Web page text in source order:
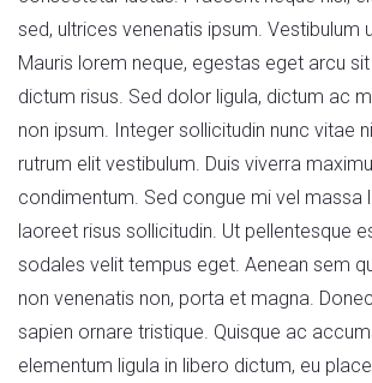
sed, ultrices venenatis ipsum. Vestibulum
Mauris lorem neque, egestas eget arcu
dictum risus. Sed dolor ligula, dictum ac
non ipsum. Integer sollicitudin nunc vitae
rutrum elit vestibulum. Duis viverra
condimentum. Sed congue mi vel massa
laoreet risus sollicitudin. Ut pellentesque
sodales velit tempus eget. Aenean sem
non venenatis non, porta et magna.
sapien ornare tristique. Quisque ac
elementum ligula in libero dictum, eu